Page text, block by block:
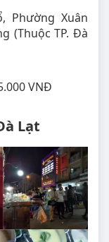
Phường Xuân
(Thuộc TP. Đà
VNĐ
Lạt